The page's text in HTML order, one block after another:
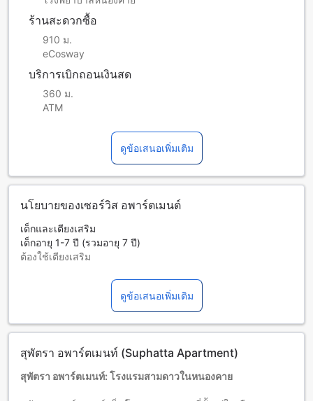
ร้านสะดวกซื้อ
910 ม.
eCosway
บริการเบิกถอนเงินสด
360 ม.
ATM
ดูข้อเสนอเพิ่มเติม
นโยบายของเซอร์วิส อพาร์ตเมนต์
เด็กและเตียงเสริม
เด็กอายุ 1-7 ปี (รวมอายุ 7 ปี)
ต้องใช้เตียงเสริม
จำนวนผู้เข้าพักที่กำหนดในแต่ละห้องสำหรับข้อมูลเพิ่มเติม
โปรดทราบว่า เมื่อจองห้องพักมากกว่า 5 ห้องขึ้นไป อาจมีการใช้
นโยบายที่แตกต่างหรือเงื่อนไขเพิ่มเติม
อายุขั้นต่ำของผู้เข้าพัก คือ 1 ปี
ดูข้อเสนอเพิ่มเติม
สุพัตรา อพาร์ตเมนท์ (Suphatta Apartment)
สุพัตรา อพาร์ตเมนท์: โรงแรมสามดาวในหนองคาย